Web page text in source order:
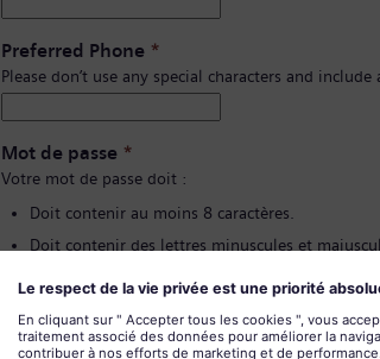
Preferred Phone *
Please don’t use any special characters and
Mot de passe *
Votre mot de passe doit :
Doit contenir au moins 8 caractères.
Doit contenir des lettres minuscules et